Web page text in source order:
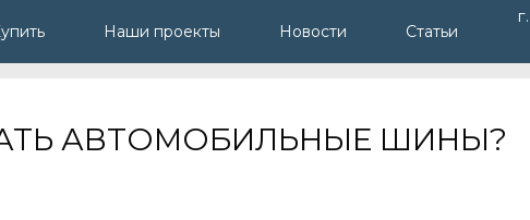
Наши проекты Новости Статьи
АВТОМОБИЛЬНЫЕ ШИНЫ?